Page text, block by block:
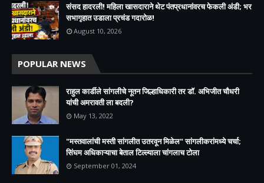
संसद हादरली! महिला खासदाराने थेट पंतप्रधानांवरच फेकली अंडी; भर
सभागृहात उडाला प्रचंड गदारोळ!
August 10, 2026
POPULAR NEWS
राहुल कार्डीले सांगलीचे नूतन जिल्हाधिकारी तर डॉ. अभिजीत चौधरी
यांची अमरावती ला बदली?
May 13, 2022
"मस्तवालांची मस्ती सांगलीत उतरवून मिळेल" सांगलीकरांमध्ये चर्चा;
सिंघम अधिकाऱ्याचा बेताल टिल्ल्याला चांगलाच टोला
September 01, 2024